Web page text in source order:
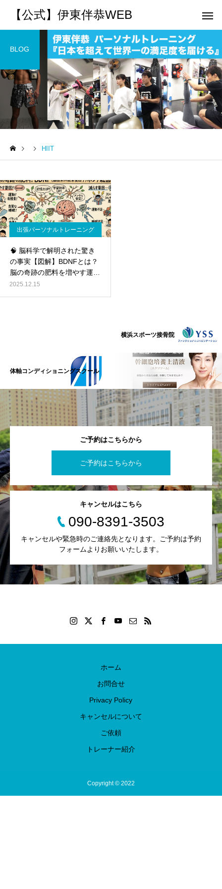
【公式】伊東伴恭WEB
トレーナーとして 個別トレー
パーソナルトレーニ
キックボクシングで本当に
が消費カロリーと週の回数
で答えます
パーソナルトレーニ
BLOG
HIIT
出張パーソナルトレーニング
🧠 脳科学で解明された驚き
の事実【図解】BDNFとは？
脳の奇跡の肥料を増やす運
動・食事・睡眠の科学｜出張
2025.12.15
横浜スポーツ接骨院
体軸コンディショニングスクール
ご予約はこちらから
ご予約はこちらから
キャンセルはこちら
090-8391-3503
キャンセルや緊急時のご連絡先となります。ご予約は予約
フォームよりお願いいたします。
ホーム
お問合せ
Privacy Policy
キャンセルについて
ご依頼
トレーナー紹介
Copyright © 2022